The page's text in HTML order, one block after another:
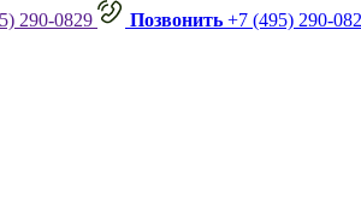
290-0829 Позвонить +7 (495) 290-